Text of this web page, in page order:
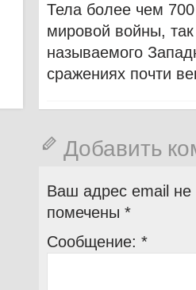
Тела более чем
мировой войны,
называемого
сражениях почти
Добавить
Ваш адрес email не
помечены *
Сообщение: *